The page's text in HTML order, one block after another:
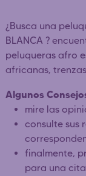
¿Busca una
BLANCA ?
peluqueras afro
africanas,
Algunos
mire las
consulte sus
finalmente,
para una